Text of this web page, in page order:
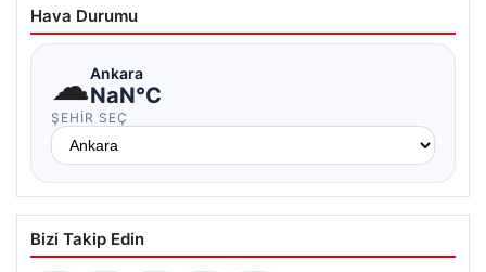
Hava Durumu
☁Ankara
NaN°C
ŞEHIR SEÇ
Bizi Takip Edin